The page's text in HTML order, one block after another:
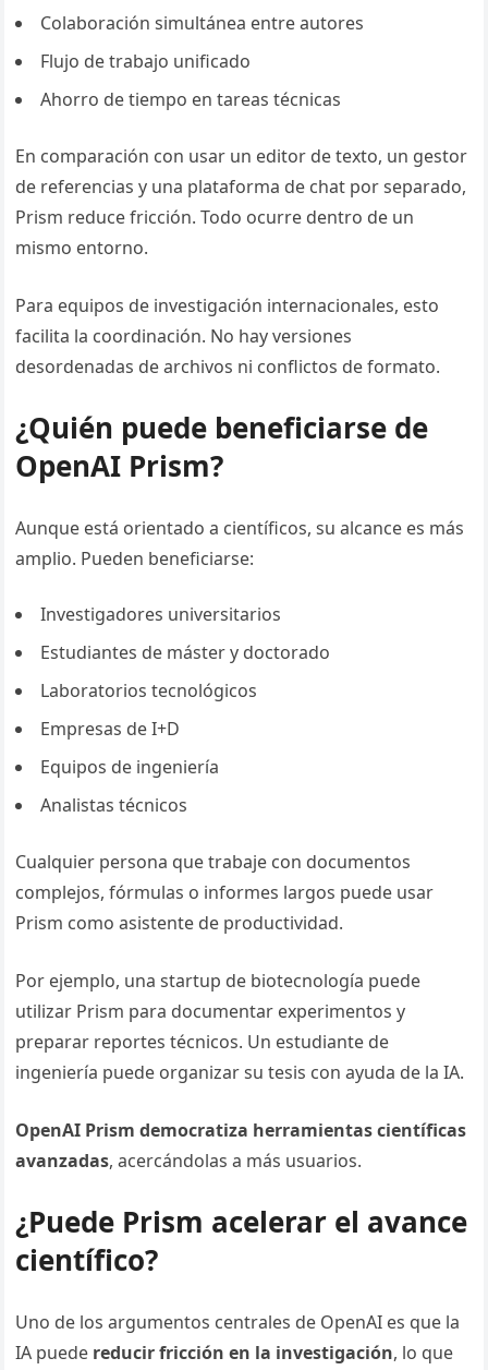
Colaboración simultánea entre autores
Flujo de trabajo unificado
Ahorro de tiempo en tareas técnicas
En comparación con usar un editor de texto, un gestor
de referencias y una plataforma de chat por separado,
Prism reduce fricción. Todo ocurre dentro de un
mismo entorno.
Para equipos de investigación internacionales, esto
facilita la coordinación. No hay versiones
desordenadas de archivos ni conflictos de formato.
¿Quién puede beneficiarse de
OpenAI Prism?
Aunque está orientado a científicos, su alcance es más
amplio. Pueden beneficiarse:
Investigadores universitarios
Estudiantes de máster y doctorado
Laboratorios tecnológicos
Empresas de I+D
Equipos de ingeniería
Analistas técnicos
Cualquier persona que trabaje con documentos
complejos, fórmulas o informes largos puede usar
Prism como asistente de productividad.
Por ejemplo, una startup de biotecnología puede
utilizar Prism para documentar experimentos y
preparar reportes técnicos. Un estudiante de
ingeniería puede organizar su tesis con ayuda de la IA.
OpenAI Prism democratiza herramientas científicas
avanzadas, acercándolas a más usuarios.
¿Puede Prism acelerar el avance
científico?
Uno de los argumentos centrales de OpenAI es que la
IA puede reducir fricción en la investigación, lo que